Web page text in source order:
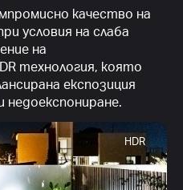
качество на
условия на слаба
на
технология, която
експозиция
недоекспониране.
HDR